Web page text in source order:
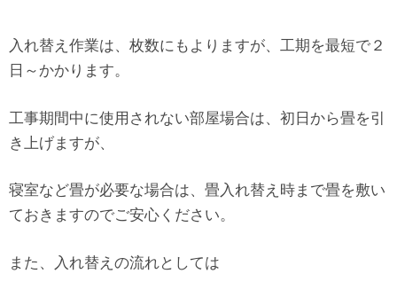
入れ替え作業は、枚数にもよりますが、工期を最短で２
日～かかります。
工事期間中に使用されない部屋場合は、初日から畳を引
き上げますが、
寝室など畳が必要な場合は、畳入れ替え時まで畳を敷い
ておきますのでご安心ください。
また、入れ替えの流れとしては